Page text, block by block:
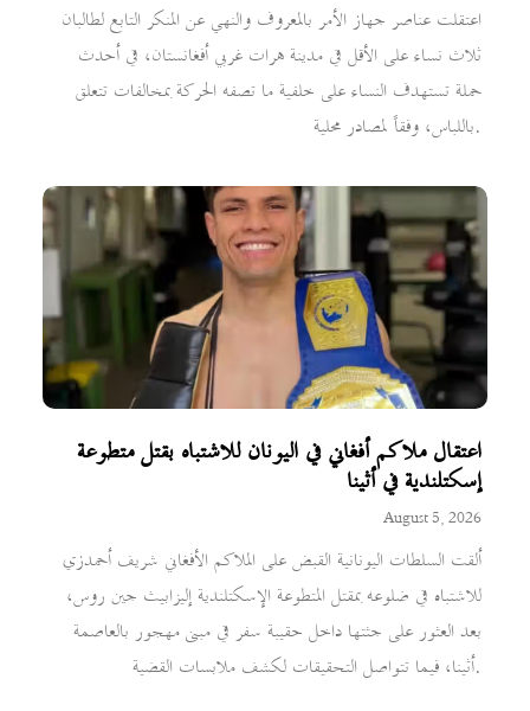
اعتقلت عناصر جهاز الأمر بالمعروف والنهي عن المنكر التابع لطالبان
ثلاث نساء على الأقل في مدينة هرات غربي أفغانستان، في أحدث
حملة تستهدف النساء على خلفية ما تصفه الحركة بمخالفات تتعلق
باللباس، وفقاً لمصادر محلية.
اعتقال ملاكم أفغاني في اليونان للاشتباه بقتل متطوعة
إسكتلندية في أثينا
August 5, 2026
ألقت السلطات اليونانية القبض على الملاكم الأفغاني شريف أحمدزي
للاشتباه في ضلوعه بمقتل المتطوعة الإسكتلندية إليزابيث جين روس،
بعد العثور على جثتها داخل حقيبة سفر في مبنى مهجور بالعاصمة
أثينا، فيما تتواصل التحقيقات لكشف ملابسات القضية.